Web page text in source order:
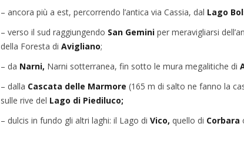
– ancora più a est, percorrendo l’antica via Cassia, dal Lago
– verso il sud raggiungendo San Gemini per meravigliarsi
della Foresta di Avigliano;
– da Narni, Narni sotterranea, fin sotto le mura megalitiche di
– dalla Cascata delle Marmore (165 m di salto ne fanno la
sulle rive del Lago di Piediluco;
– dulcis in fundo gli altri laghi: il Lago di Vico, quello di Corbara